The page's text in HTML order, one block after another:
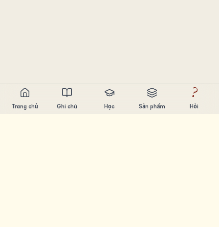
Trang chủ Ghi chú Học Sản phẩm
?
Hỏi